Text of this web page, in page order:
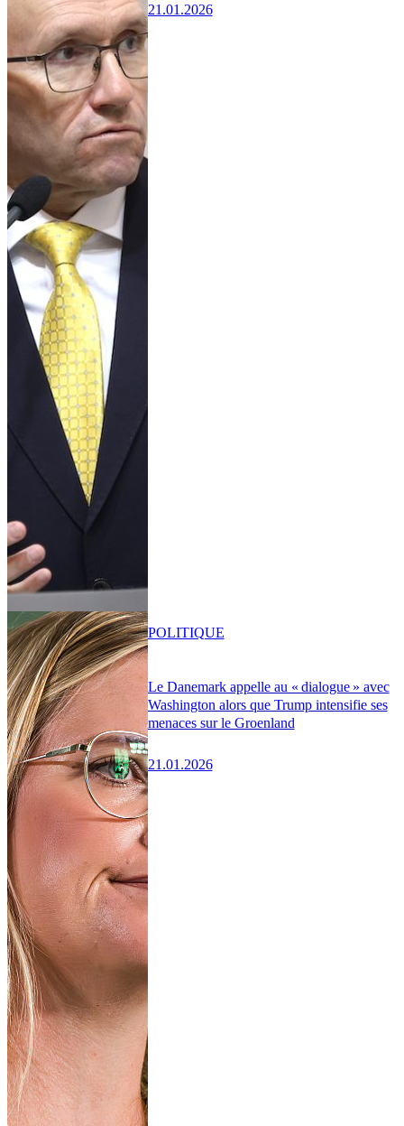
21.01.2026
Le Danemark appelle au « dialogue » avec
Washington alors que Trump intensifie ses
menaces sur le Groenland
21.01.2026
POLITIQUE